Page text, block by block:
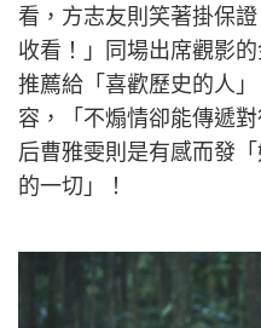
看，方志友則笑著掛保
收看！」同場出席觀影
推薦給「喜歡歷史的人
容，「不煽情卻能傳遞
后曹雅雯則是有感而發
的一切」！